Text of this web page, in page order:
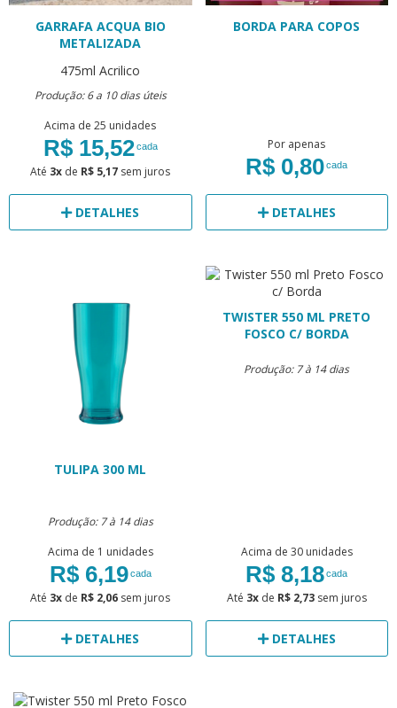
GARRAFA ACQUA BIO
METALIZADA
475ml Acrilico
Produção: 6 a 10 dias úteis
Acima de 25 unidades
R$ 15,52cada
Até 3x de R$ 5,17 sem juros
DETALHES
BORDA PARA COPOS
Por apenas
R$ 0,80cada
DETALHES
TULIPA 300 ML
Produção: 7 à 14 dias
Acima de 1 unidades
R$ 6,19cada
Até 3x de R$ 2,06 sem juros
DETALHES
TWISTER 550 ML PRETO
FOSCO C/ BORDA
Produção: 7 à 14 dias
Acima de 30 unidades
R$ 8,18cada
Até 3xde R$ 2,73sem juros
DETALHES